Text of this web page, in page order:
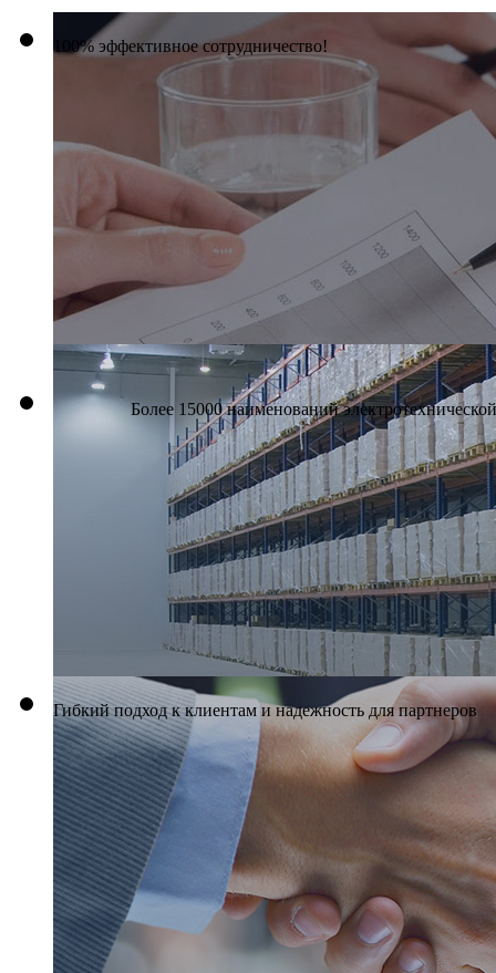
100% эффективное сотрудничество!
Более 15000 наименований
Гибкий подход к клиентам и надежность для партнеров